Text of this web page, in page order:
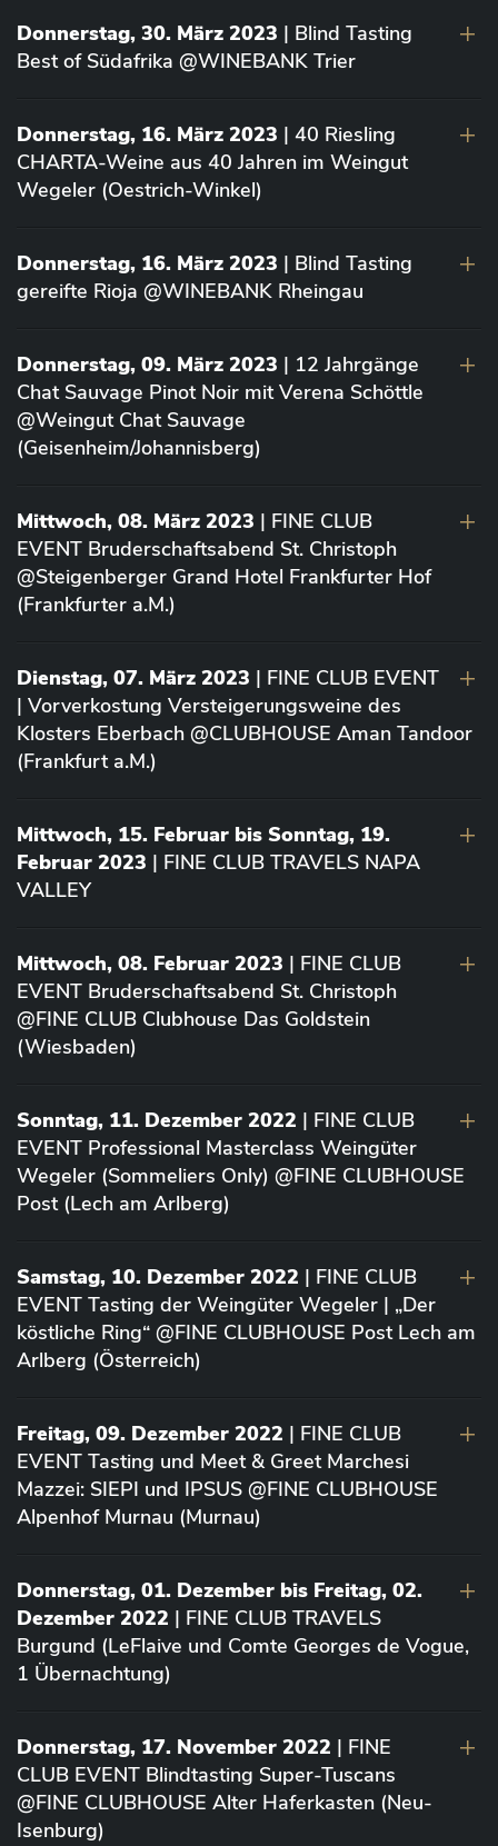
Donnerstag, 30. März 2023 | Blind Tasting
Best of Südafrika @WINEBANK Trier
Donnerstag, 16. März 2023 | 40 Riesling
CHARTA-Weine aus 40 Jahren im Weingut
Wegeler (Oestrich-Winkel)
Donnerstag, 16. März 2023 | Blind Tasting
gereifte Rioja @WINEBANK Rheingau
Donnerstag, 09. März 2023 | 12 Jahrgänge
Chat Sauvage Pinot Noir mit Verena Schöttle
@Weingut Chat Sauvage
(Geisenheim/Johannisberg)
Mittwoch, 08. März 2023 | FINE CLUB
EVENT Bruderschaftsabend St. Christoph
@Steigenberger Grand Hotel Frankfurter Hof
(Frankfurter a.M.)
Dienstag, 07. März 2023 | FINE CLUB EVENT
| Vorverkostung Versteigerungsweine des
Klosters Eberbach @CLUBHOUSE Aman Tandoor
(Frankfurt a.M.)
Mittwoch, 15. Februar bis Sonntag, 19.
Februar 2023 | FINE CLUB TRAVELS NAPA
VALLEY
Mittwoch, 08. Februar 2023 | FINE CLUB
EVENT Bruderschaftsabend St. Christoph
@FINE CLUB Clubhouse Das Goldstein
(Wiesbaden)
Sonntag, 11. Dezember 2022 | FINE CLUB
EVENT Professional Masterclass Weingüter
Wegeler (Sommeliers Only) @FINE CLUBHOUSE
Post (Lech am Arlberg)
Samstag, 10. Dezember 2022 | FINE CLUB
EVENT Tasting der Weingüter Wegeler | „Der
köstliche Ring“ @FINE CLUBHOUSE Post Lech am
Arlberg (Österreich)
Freitag, 09. Dezember 2022 | FINE CLUB
EVENT Tasting und Meet & Greet Marchesi
Mazzei: SIEPI und IPSUS @FINE CLUBHOUSE
Alpenhof Murnau (Murnau)
Donnerstag, 01. Dezember bis Freitag, 02.
Dezember 2022 | FINE CLUB TRAVELS
Burgund (LeFlaive und Comte Georges de Vogue,
1 Übernachtung)
Donnerstag, 17. November 2022 | FINE
CLUB EVENT Blindtasting Super-Tuscans
@FINE CLUBHOUSE Alter Haferkasten (Neu-
Isenburg)